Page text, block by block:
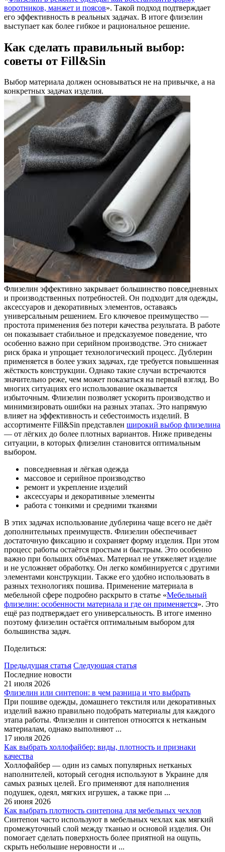
воротников, манжет и поясов». Такой подход подтверждает
его эффективность в реальных задачах. В итоге флизелин
выступает как более гибкое и рациональное решение.
Как сделать правильный выбор:
советы от Fill&Sin
Выбор материала должен основываться не на привычке, а на
конкретных задачах изделия.
Флизелин эффективно закрывает большинство повседневных
и производственных потребностей. Он подходит для одежды,
аксессуаров и декоративных элементов, оставаясь
универсальным решением. Его ключевое преимущество —
простота применения без потери качества результата. В работе
он показывает стабильное и предсказуемое поведение, что
особенно важно при серийном производстве. Это снижает
риск брака и упрощает технологический процесс. Дублерин
применяется в более узких задачах, где требуется повышенная
жёсткость конструкции. Однако такие случаи встречаются
значительно реже, чем может показаться на первый взгляд. Во
многих ситуациях его использование оказывается
избыточным. Флизелин позволяет ускорить производство и
минимизировать ошибки на разных этапах. Это напрямую
влияет на эффективность и себестоимость изделий. В
ассортименте Fill&Sin представлен широкий выбор флизелина
— от лёгких до более плотных вариантов. Ниже приведены
ситуации, в которых флизелин становится оптимальным
выбором.
повседневная и лёгкая одежда
массовое и серийное производство
ремонт и укрепление изделий
аксессуары и декоративные элементы
работа с тонкими и средними тканями
В этих задачах использование дублерина чаще всего не даёт
дополнительных преимуществ. Флизелин обеспечивает
достаточную фиксацию и сохраняет форму изделия. При этом
процесс работы остаётся простым и быстрым. Это особенно
важно при больших объёмах. Материал не утяжеляет изделие
и не усложняет обработку. Он легко комбинируется с другими
элементами конструкции. Также его удобно использовать в
разных технологиях пошива. Применение материала в
мебельной сфере подробно раскрыто в статье «Мебельный
флизелин: особенности материала и где он применяется». Это
ещё раз подтверждает его универсальность. В итоге именно
поэтому флизелин остаётся оптимальным выбором для
большинства задач.
Поделиться:
Предыдущая статья Следующая статья
Последние новости
21 июля 2026
Флизелин или синтепон: в чем разница и что выбрать
При пошиве одежды, домашнего текстиля или декоративных
изделий важно правильно подобрать материалы для каждого
этапа работы. Флизелин и синтепон относятся к нетканым
материалам, однако выполняют ...
17 июля 2026
Как выбрать холлофайбер: виды, плотность и признаки
качества
Холлофайбер — один из самых популярных нетканых
наполнителей, который сегодня используют в Украине для
самых разных целей. Его применяют для наполнения
подушек, одеял, мягких игрушек, а также при ...
26 июня 2026
Как выбрать плотность синтепона для мебельных чехлов
Синтепон часто используют в мебельных чехлах как мягкий
промежуточный слой между тканью и основой изделия. Он
помогает сделать поверхность более приятной на ощупь,
скрыть небольшие неровности и ...